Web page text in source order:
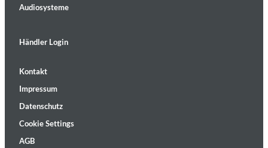
Audiosysteme
Händler Login
Kontakt
Impressum
Datenschutz
Cookie Settings
AGB